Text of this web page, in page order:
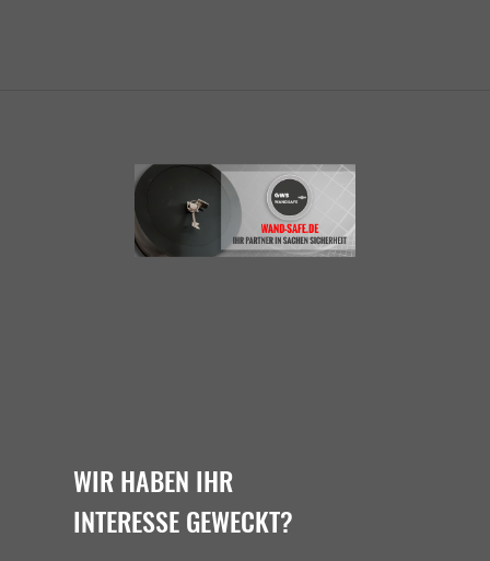
WIR HABEN IHR
INTERESSE GEWECKT?